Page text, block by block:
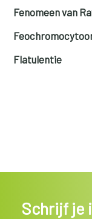
Fenomeen van
Flatulentie
Schrijf je